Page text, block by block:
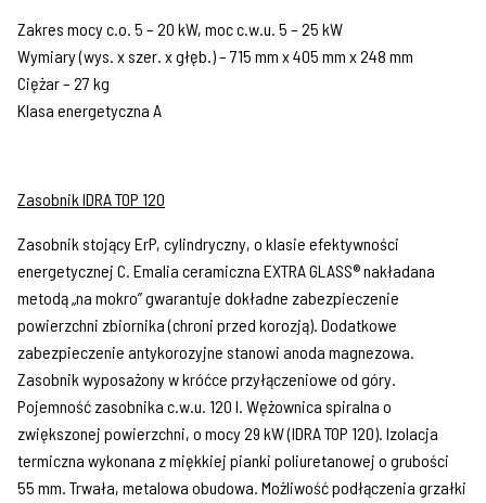
Zakres mocy c.o. 5 – 20 kW, moc c.w.u. 5 – 25 kW
Wymiary (wys. x szer. x głęb.) – 715 mm x 405 mm x 248 mm
Ciężar – 27 kg
Klasa energetyczna A
Zasobnik IDRA TOP 120
Zasobnik stojący ErP, cylindryczny, o klasie efektywności
energetycznej C. Emalia ceramiczna EXTRA GLASS® nakładana
metodą „na mokro” gwarantuje dokładne zabezpieczenie
powierzchni zbiornika (chroni przed korozją). Dodatkowe
zabezpieczenie antykorozyjne stanowi anoda magnezowa.
Zasobnik wyposażony w króćce przyłączeniowe od góry.
Pojemność zasobnika c.w.u. 120 l. Wężownica spiralna o
zwiększonej powierzchni, o mocy 29 kW (IDRA TOP 120). Izolacja
termiczna wykonana z miękkiej pianki poliuretanowej o grubości
55 mm. Trwała, metalowa obudowa. Możliwość podłączenia grzałki